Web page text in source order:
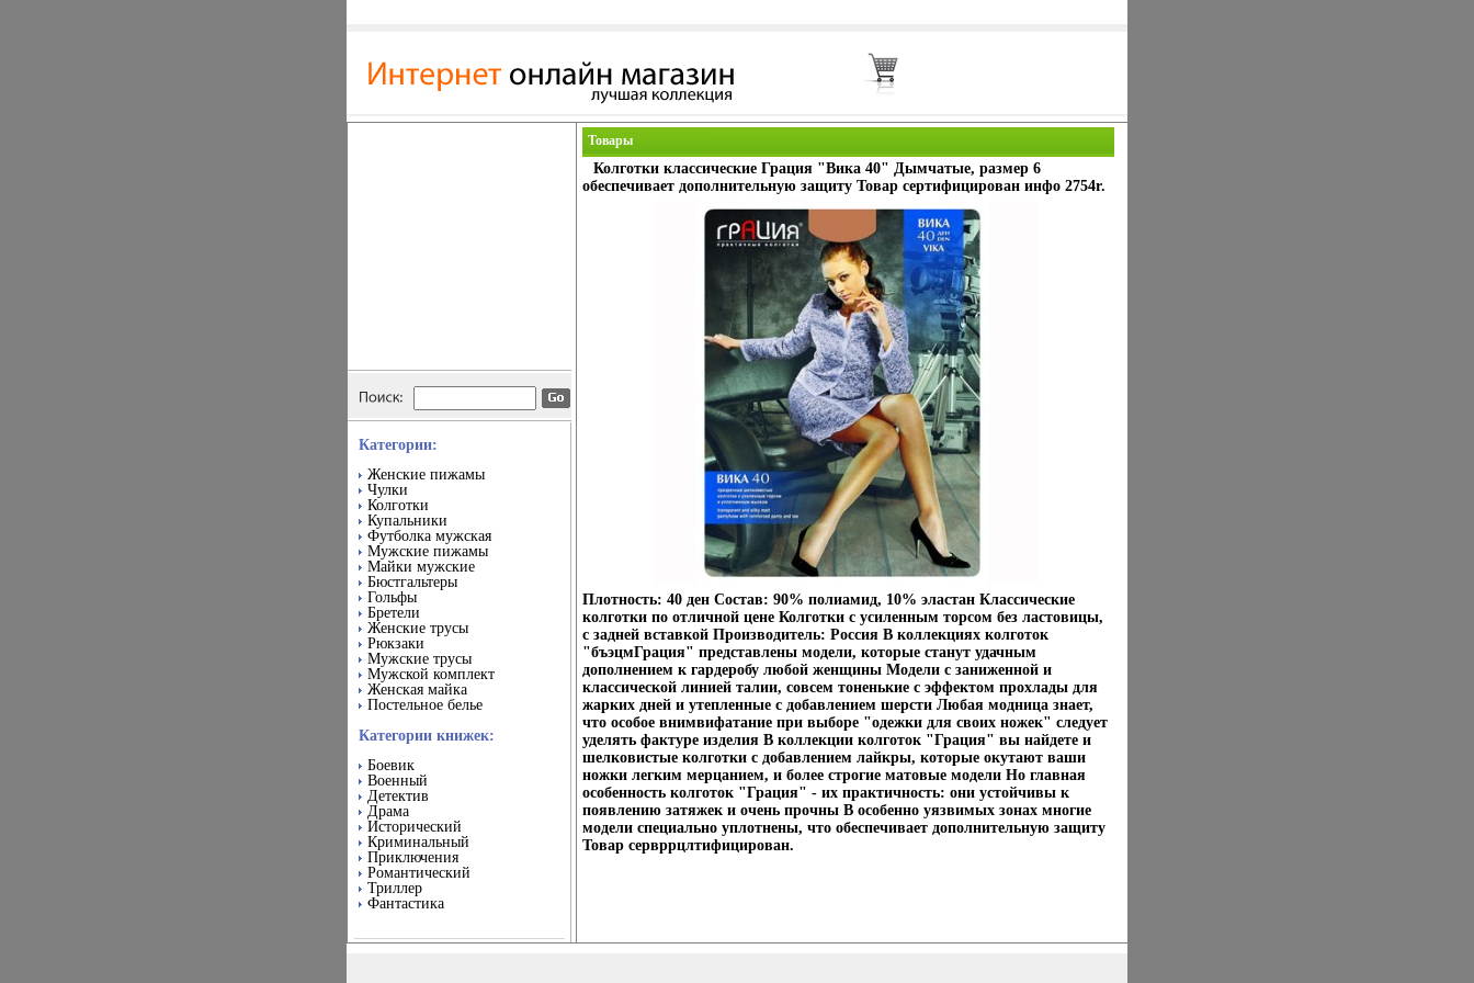
Категории:
Женские пижамы
Чулки
Колготки
Купальники
Футболка мужская
Мужские пижамы
Майки мужские
Бюстгальтеры
Гольфы
Бретели
Женские трусы
Рюкзаки
Мужские трусы
Мужской комплект
Женская майка
Постельное белье
Категории книжек:
Боевик
Военный
Детектив
Драма
Исторический
Криминальный
Приключения
Романтический
Триллер
Фантастика
Товары
Колготки классические Грация "Вика 40" Дымчатые, размер 6
обеспечивает дополнительную защиту Товар сертифицирован инфо 2754r.
Плотность: 40 ден Состав: 90% полиамид, 10% эластан Классические
колготки по отличной цене Колготки с усиленным торсом без ластовицы,
с задней вставкой Производитель: Россия В коллекциях колготок
"бъэцмГрация" представлены модели, которые станут удачным
дополнением к гардеробу любой женщины Модели с заниженной и
классической линией талии, совсем тоненькие с эффектом прохлады для
жарких дней и утепленные с добавлением шерсти Любая модница знает,
что особое внимвифатание при выборе "одежки для своих ножек" следует
уделять фактуре изделия В коллекции колготок "Грация" вы найдете и
шелковистые колготки с добавлением лайкры, которые окутают ваши
ножки легким мерцанием, и более строгие матовые модели Но главная
особенность колготок "Грация" - их практичность: они устойчивы к
появлению затяжек и очень прочны В особенно уязвимых зонах многие
модели специально уплотнены, что обеспечивает дополнительную защиту
Товар сервррцлтифицирован.